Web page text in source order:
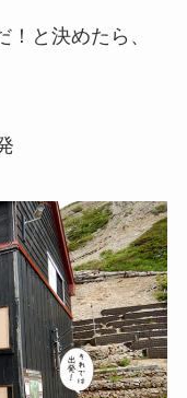
！ と決めたら、